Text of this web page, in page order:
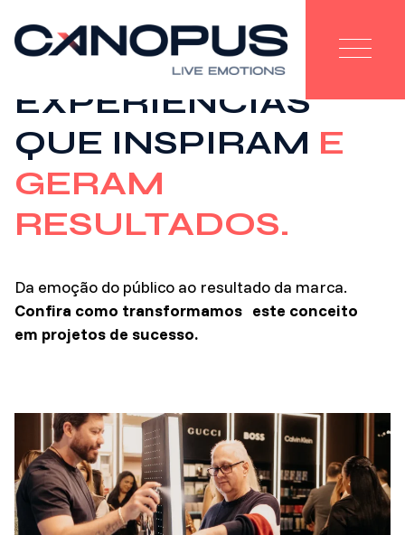
EXPERIÊNCIAS
QUE INSPIRAM E
GERAM
RESULTADOS.
Da emoção do público ao resultado da marca.
Confira como transformamos este conceito
em projetos de sucesso.